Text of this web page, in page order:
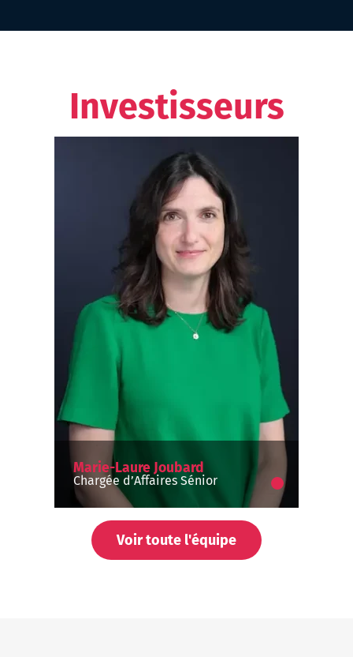
Investisseurs
Marie-Laure Joubard
Chargée d’Affaires Sénior
Voir toute l'équipe